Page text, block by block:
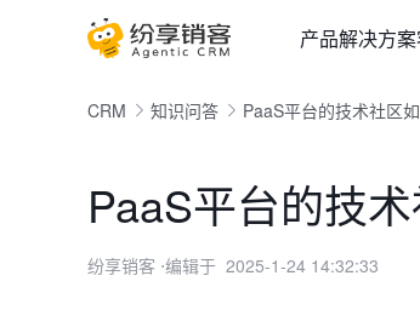
产品解决方案
CRM 知识问答 PaaS平台的技术社区如
PaaS平台的技
纷享销客 ⋅编辑于 2025-1-24 14:32:33